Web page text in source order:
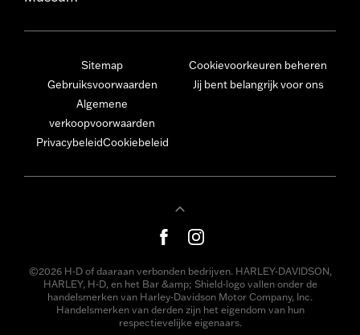
Sitemap
Gebruiksvoorwaarden
Algemene
verkoopvoorwaarden
PrivacybeleidCookiebeleid
Cookievoorkeuren beheren
Jij bent belangrijk voor ons
©2026 H-D of daaraan verbonden bedrijven. HARLEY-DAVIDSON,
HARLEY, H-D, en het Bar &amp; Shield-logo vallen onder de
handelsmerken van Harley-Davidson Motor Company, Inc.
Handelsmerken van derden zijn het eigendom van hun
respectievelijke eigenaars.